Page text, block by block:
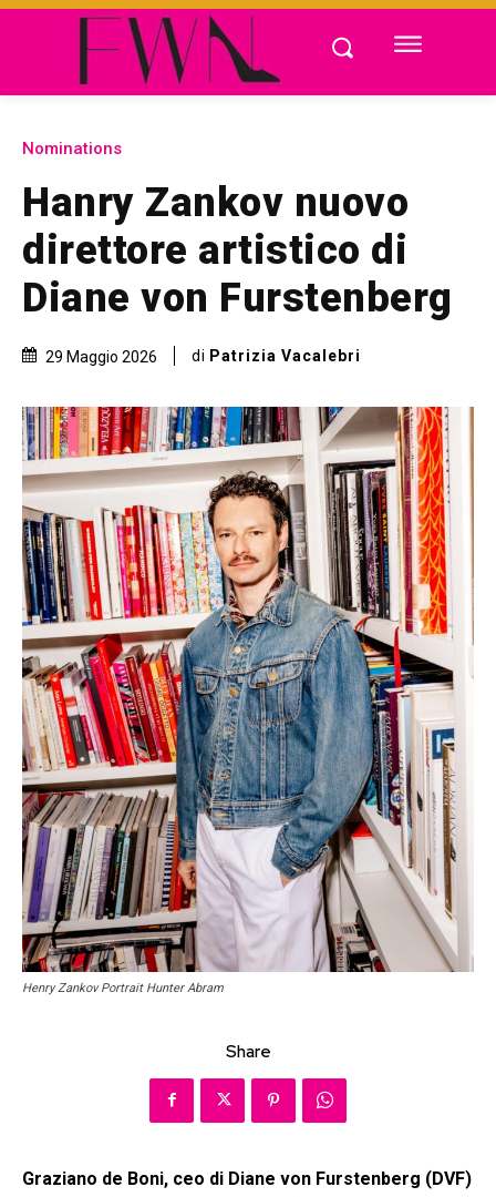
Nominations
Hanry Zankov nuovo
direttore artistico di
Diane von Furstenberg
29 Maggio 2026 di Patrizia Vacalebri
Henry Zankov Portrait Hunter Abram
Share
Graziano de Boni, ceo di Diane von Furstenberg (DVF)